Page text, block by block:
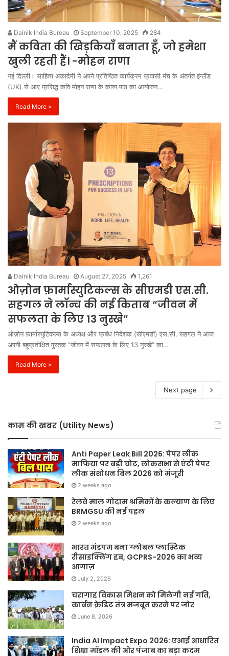
Dainik India Bureau September 10, 2025 284
मैं कविता की खिड़कियाँ बनाता हूँ, जो हमेशा
खुली रहती हैं। -मोहन राणा
नई दिल्ली। साहित्य अकादेमी ने अपने प्रतिष्ठित कार्यक्रम प्रवासी मंच के अंतर्गत इंग्लैंड
(UK) से आए प्रसिद्ध कवि मोहन राणा के काव्य पाठ का आयोजन…
Read More »
Dainik India Bureau August 27, 2025 1,261
ओज़ोन फ़ार्मास्युटिकल्स के सीएमडी एस.सी.
सहगल ने लॉन्च की नई किताब “जीवन में
सफलता के लिए 13 नुस्खे”
ओज़ोन फ़ार्मास्युटिकल्स के अध्यक्ष और प्रबंध निदेशक (सीएमडी) एस.सी. सहगल ने आज
अपनी बहुप्रतीक्षित पुस्तक “जीवन में सफलता के लिए 13 नुस्खे” का…
Read More »
Next page
काम की खबर (Utility News)
Anti Paper Leak Bill 2026: पेपर लीक
माफिया पर बड़ी चोट, लोकसभा से एंटी पेपर
लीक संशोधन बिल 2026 को मंजूरी
2 weeks ago
रेलवे माल गोदाम श्रमिकों के कल्याण के लिए
BRMGSU की नई पहल
2 weeks ago
भारत मंडपम बना ग्लोबल प्लास्टिक
रीसाइक्लिंग हब, GCPRS-2026 का भव्य
आगाज़
July 2, 2026
चरागाह विकास मिशन को मिलेगी नई गति,
कार्बन क्रेडिट तंत्र मजबूत करने पर जोर
June 8, 2026
India AI Impact Expo 2026: एआई आधारित
शिक्षा मॉडल की ओर पंजाब का बड़ा कदम